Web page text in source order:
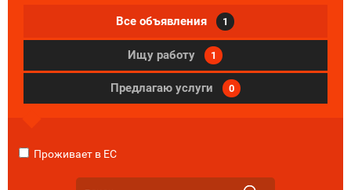
Все объявления 1
Ищу работу 1
Предлагаю услуги 0
Проживает в ЕС